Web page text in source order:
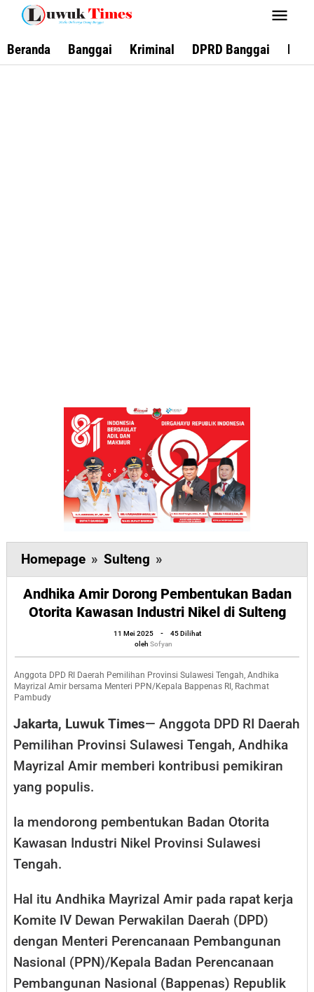
Lewati
konten
Beranda Banggai Kriminal DPRD Banggai
Homepage » Sulteng »
Amir
Dorong
Pembentukan
Badan
Otorita
Kawasan
Industri
Nikel
Sulteng
Andhika Amir Dorong Pembentukan Badan
Otorita Kawasan Industri Nikel di Sulteng
11 Mei 2025
oleh
Sofyan
-
45 Dilihat
oleh Sofyan
Anggota DPD RI Daerah Pemilihan Provinsi Sulawesi Tengah, Andhika
Mayrizal Amir bersama Menteri PPN/Kepala Bappenas RI, Rachmat
Pambudy
Jakarta, Luwuk Times— Anggota DPD RI Daerah
Pemilihan Provinsi Sulawesi Tengah, Andhika
Mayrizal Amir memberi kontribusi pemikiran
yang populis.
Ia mendorong pembentukan Badan Otorita
Kawasan Industri Nikel Provinsi Sulawesi
Tengah.
Hal itu Andhika Mayrizal Amir pada rapat kerja
Komite IV Dewan Perwakilan Daerah (DPD)
dengan Menteri Perencanaan Pembangunan
Nasional (PPN)/Kepala Badan Perencanaan
Pembangunan Nasional (Bappenas) Republik